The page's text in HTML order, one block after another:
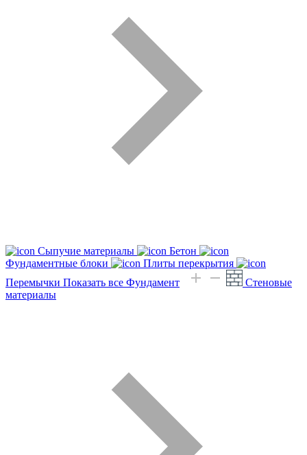
Сыпучие материалы
Бетон
Фундаментные блоки
Плиты перекрытия
Перемычки Показать все Фундамент
Стеновые
материалы